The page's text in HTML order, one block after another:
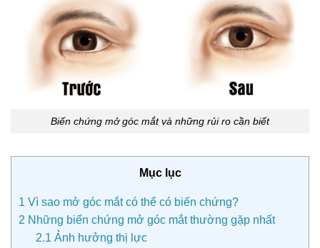
Biến chứng mở góc mắt và những rủi ro cần biết
Mục lục
1 Vì sao mở góc mắt có thể có biến chứng?
2 Những biến chứng mở góc mắt thường gặp nhất
2.1 Ảnh hưởng thị lực